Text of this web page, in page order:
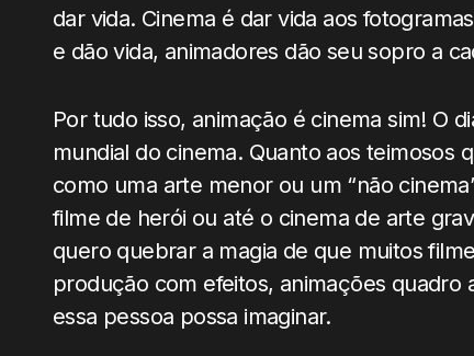
dar vida. Cinema é dar vida aos
e dão vida, animadores dão seu sopro a
Por tudo isso, animação é cinema sim! O
mundial do cinema. Quanto aos teimosos
como uma arte menor ou um “não
filme de herói ou até o cinema de arte
quero quebrar a magia de que muitos
produção com efeitos, animações
essa pessoa possa imaginar.